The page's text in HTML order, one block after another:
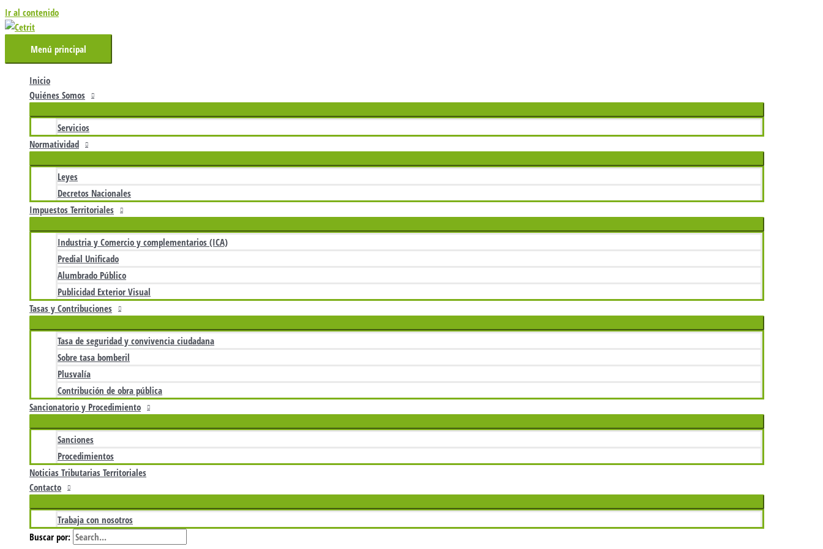
Ir al contenido
Menú principal
Inicio
Quiénes Somos
Servicios
Normatividad
Leyes
Decretos Nacionales
Impuestos Territoriales
Industria y Comercio y complementarios (ICA)
Predial Unificado
Alumbrado Público
Publicidad Exterior Visual
Tasas y Contribuciones
Tasa de seguridad y convivencia ciudadana
Sobre tasa bomberil
Plusvalía
Contribución de obra pública
Sancionatorio y Procedimiento
Sanciones
Procedimientos
Noticias Tributarias Territoriales
Contacto
Trabaja con nosotros
Buscar por: